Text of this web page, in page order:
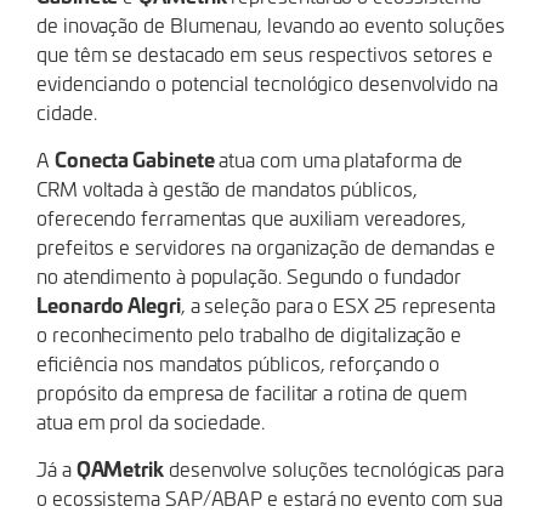
de inovação de Blumenau, levando ao evento soluções
que têm se destacado em seus respectivos setores e
evidenciando o potencial tecnológico desenvolvido na
cidade.
A Conecta Gabineteatua com uma plataforma de
CRM voltada à gestão de mandatos públicos,
oferecendo ferramentas que auxiliam vereadores,
prefeitos e servidores na organização de demandas e
no atendimento à população. Segundo o fundador
Leonardo Alegri, a seleção para o ESX 25 representa
o reconhecimento pelo trabalho de digitalização e
eficiência nos mandatos públicos, reforçando o
propósito da empresa de facilitar a rotina de quem
atua em prol da sociedade.
Já aQAMetrikdesenvolve soluções tecnológicas para
o ecossistema SAP/ABAP e estará no evento com sua